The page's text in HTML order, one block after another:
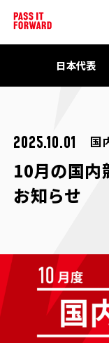
日本代表
2025.10.01 国
10月の国内
お知らせ